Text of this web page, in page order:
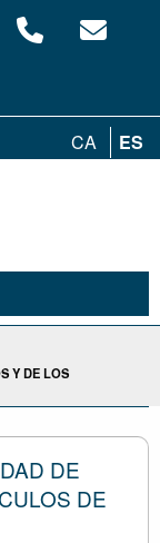
CA ES
Y DE LOS
DE
DE